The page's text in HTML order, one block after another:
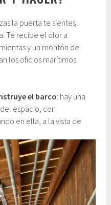
la puerta te sientes
Te recibe el olor a
y un montón de
los oficios marítimos
el barco: hay una
espacio, con
en ella, a la vista de